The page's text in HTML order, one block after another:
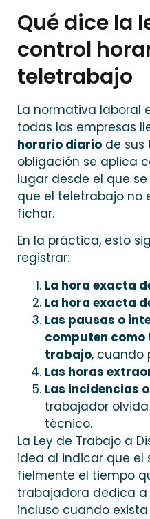
Qué dice la
control
teletrabajo
La normativa laboral
todas las empresas
horario diario de sus
obligación se aplica
lugar desde el que
que el teletrabajo no
fichar.
En la práctica, esto
registrar:
La hora exacta
La hora exacta
Las pausas o
computen como
trabajo, cuando
Las horas
Las incidencias
trabajador
técnico.
La Ley de Trabajo a
idea al indicar que el
fielmente el tiempo
trabajadora dedica
incluso cuando